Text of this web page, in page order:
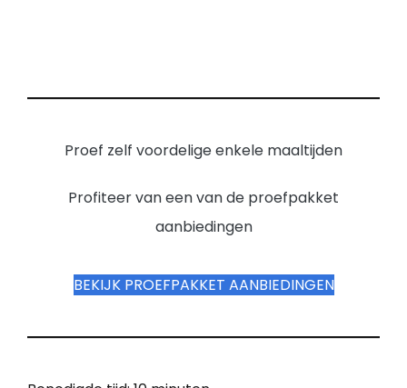
Proef zelf voordelige enkele maaltijden
Profiteer van een van de proefpakket
aanbiedingen
BEKIJK PROEFPAKKET AANBIEDINGEN